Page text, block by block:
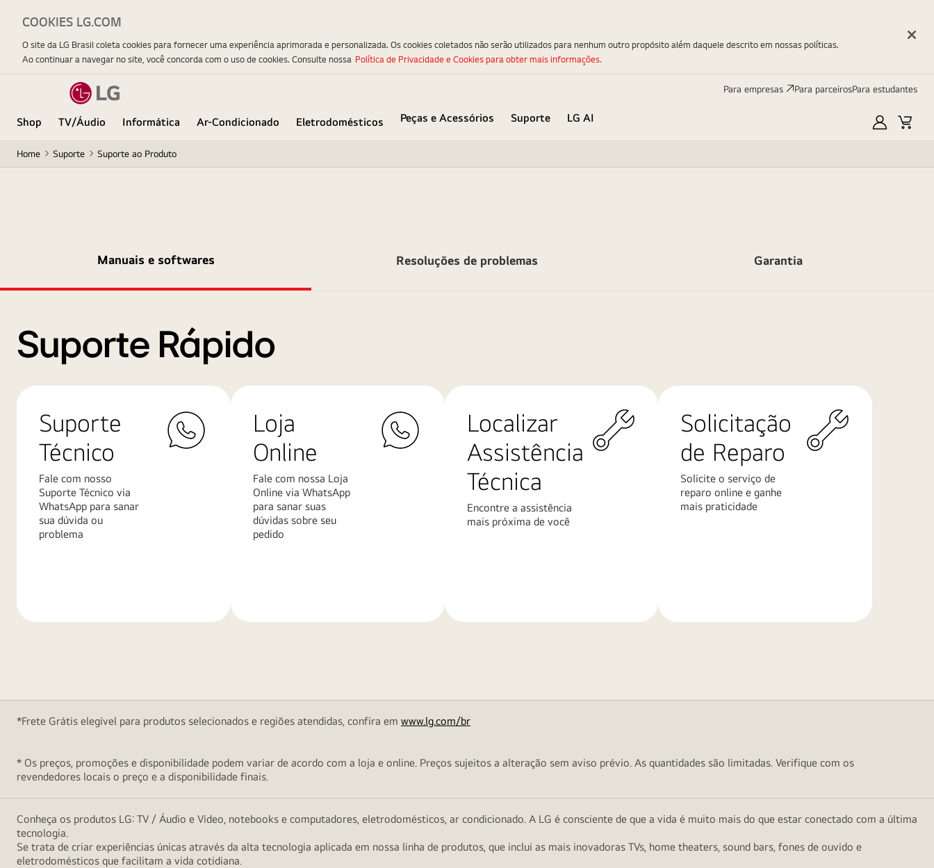
Para empresas Para parceirosPara estudantes
Shop TV/Áudio Informática Ar-Condicionado Eletrodomésticos Peças e Acessórios Suporte
LG AI
Minha
Home Suporte Suporte ao Produto
Manuais e softwares Resoluções de problemas Garantia
Suporte Rápido
Suporte
Técnico
Fale com nosso
Suporte Técnico via
WhatsApp para sanar
sua dúvida ou
problema
Loja
Online
Fale com nossa Loja
Online via WhatsApp
para sanar suas
dúvidas sobre seu
pedido
Localizar
Assistência
Técnica
Encontre a assistência
mais próxima de você
Solicitação
de Reparo
Solicite o serviço de
reparo online e ganhe
mais praticidade
*Frete Grátis elegível para produtos selecionados e regiões atendidas, confira em www.lg.com/br
* Os preços, promoções e disponibilidade podem variar de acordo com a loja e online. Preços sujeitos a alteração sem aviso prévio. As quantidades são limitadas. Verifique com os
revendedores locais o preço e a disponibilidade finais.
Conheça os produtos LG: TV / Áudio e Vídeo, notebooks e computadores, eletrodomésticos, ar condicionado. A LG é consciente de que a vida é muito mais do que estar conectado com a última
tecnologia.
Se trata de criar experiências únicas através da alta tecnologia aplicada em nossa linha de produtos, que inclui as mais inovadoras TVs, home theaters, sound bars, fones de ouvido e
eletrodomésticos que facilitam a vida cotidiana.
COOKIES LG.COM
O site da LG Brasil coleta cookies para fornecer uma experiência aprimorada e personalizada. Os cookies coletados não serão utilizados para nenhum outro propósito além daquele descrito em nossas políticas.
Ao continuar a navegar no site, você concorda com o uso de cookies. Consulte nossa Política de Privacidade e Cookies para obter mais informações.